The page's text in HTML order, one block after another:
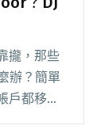
攏，那些
辦？簡單
戶都移
報導，又